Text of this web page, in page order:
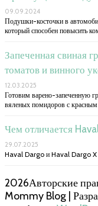
09.09.2024
Подушки-косточки в
который способен повысить
Запеченная свиная
томатов и винного
12.03.2025
Готовим варено-запеченную
вяленых помидоров с
Чем отличается
29.07.2025
Haval Dargo и Haval Dargo X
2026Авторские
Mommy Blog |